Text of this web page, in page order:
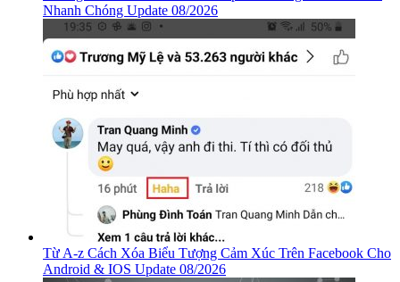
Nhanh Chóng Update 08/2026
Từ A-z Cách Xóa Biểu Tượng Cảm Xúc Trên Facebook Cho
Android & IOS Update 08/2026